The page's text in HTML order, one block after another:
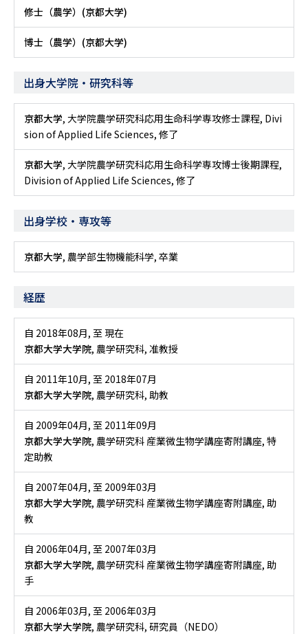
修士（農学）(京都大学)
博士（農学）(京都大学)
出身大学院・研究科等
京都大学, 大学院農学研究科応用生命科学専攻修士課程, Divi
sion of Applied Life Sciences, 修了
京都大学, 大学院農学研究科応用生命科学専攻博士後期課程,
Division of Applied Life Sciences, 修了
出身学校・専攻等
京都大学, 農学部生物機能科学, 卒業
経歴
自 2018年08月, 至 現在
京都大学大学院, 農学研究科, 准教授
自 2011年10月, 至 2018年07月
京都大学大学院, 農学研究科, 助教
自 2009年04月, 至 2011年09月
京都大学大学院, 農学研究科 産業微生物学講座寄附講座, 特
定助教
自 2007年04月, 至 2009年03月
京都大学大学院, 農学研究科 産業微生物学講座寄附講座, 助
教
自 2006年04月, 至 2007年03月
京都大学大学院, 農学研究科 産業微生物学講座寄附講座, 助
手
自 2006年03月, 至 2006年03月
京都大学大学院, 農学研究科, 研究員（NEDO）